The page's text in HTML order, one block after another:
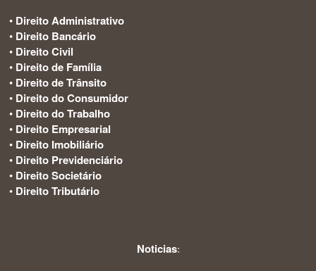
• Direito Administrativo
• Direito Bancário
• Direito Civil
• Direito de Família
• Direito de Trânsito
• Direito do Consumidor
• Direito do Trabalho
• Direito Empresarial
• Direito Imobiliário
• Direito Previdenciário
• Direito Societário
• Direito Tributário
Noticias: